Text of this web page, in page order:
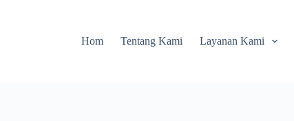
Hom Tentang Kami Layanan Kami